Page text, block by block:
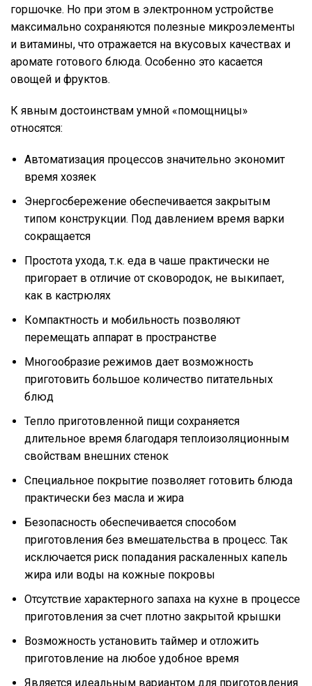
горшочке. Но при этом в электронном устройстве
максимально сохраняются полезные микроэлементы
и витамины, что отражается на вкусовых качествах и
аромате готового блюда. Особенно это касается
овощей и фруктов.
К явным достоинствам умной «помощницы»
относятся:
Автоматизация процессов значительно экономит
время хозяек
Энергосбережение обеспечивается закрытым
типом конструкции. Под давлением время варки
сокращается
Простота ухода, т.к. еда в чаше практически не
пригорает в отличие от сковородок, не выкипает,
как в кастрюлях
Компактность и мобильность позволяют
перемещать аппарат в пространстве
Многообразие режимов дает возможность
приготовить большое количество питательных
блюд
Тепло приготовленной пищи сохраняется
длительное время благодаря теплоизоляционным
свойствам внешних стенок
Специальное покрытие позволяет готовить блюда
практически без масла и жира
Безопасность обеспечивается способом
приготовления без вмешательства в процесс. Так
исключается риск попадания раскаленных капель
жира или воды на кожные покровы
Отсутствие характерного запаха на кухне в процессе
приготовления за счет плотно закрытой крышки
Возможность установить таймер и отложить
приготовление на любое удобное время
Является идеальным вариантом для приготовления